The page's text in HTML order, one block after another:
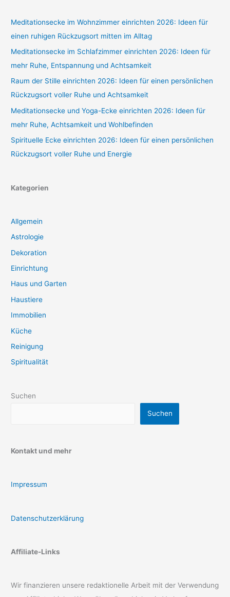
Meditationsecke im Wohnzimmer einrichten 2026: Ideen für
einen ruhigen Rückzugsort mitten im Alltag
Meditationsecke im Schlafzimmer einrichten 2026: Ideen für
mehr Ruhe, Entspannung und Achtsamkeit
Raum der Stille einrichten 2026: Ideen für einen persönlichen
Rückzugsort voller Ruhe und Achtsamkeit
Meditationsecke und Yoga-Ecke einrichten 2026: Ideen für
mehr Ruhe, Achtsamkeit und Wohlbefinden
Spirituelle Ecke einrichten 2026: Ideen für einen persönlichen
Rückzugsort voller Ruhe und Energie
Kategorien
Allgemein
Astrologie
Dekoration
Einrichtung
Haus und Garten
Haustiere
Immobilien
Küche
Reinigung
Spiritualität
Suchen
Suchen
Kontakt und mehr
Impressum
Datenschutzerklärung
Affiliate-Links
Wir finanzieren unsere redaktionelle Arbeit mit der Verwendung